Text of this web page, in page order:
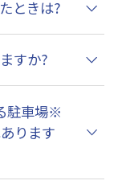
ときは?
すか?
駐車場※
ります